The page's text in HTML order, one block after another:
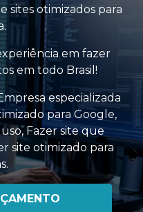
sites otimizados para
em fazer
em todo Brasil!
especializada
para Google,
, Fazer site que
site otimizado para
.